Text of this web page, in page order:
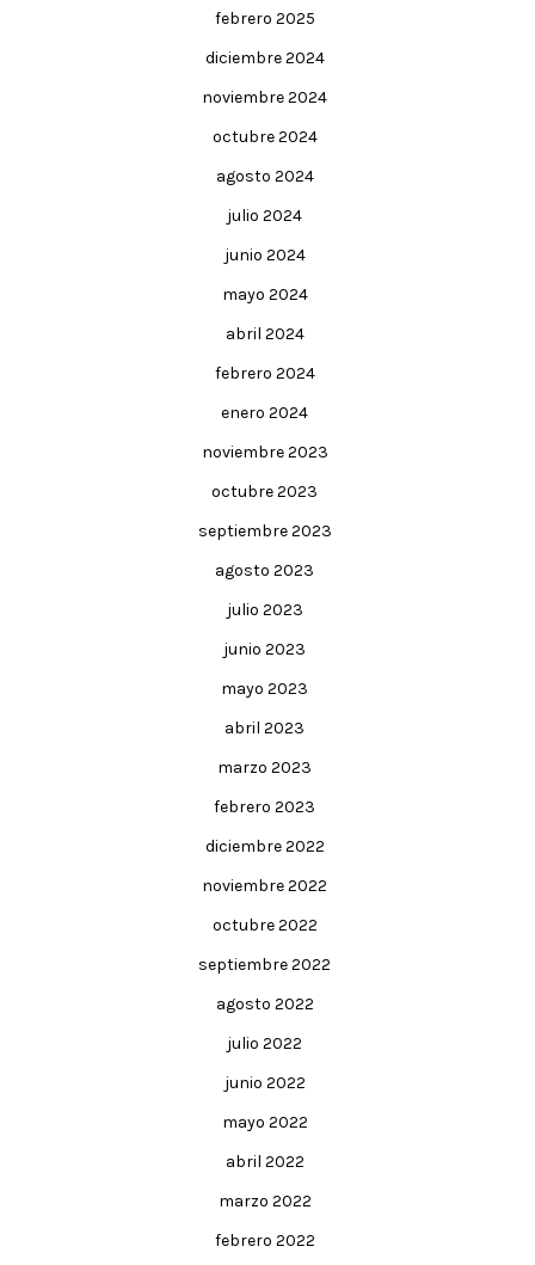
febrero 2025
diciembre 2024
noviembre 2024
octubre 2024
agosto 2024
julio 2024
junio 2024
mayo 2024
abril 2024
febrero 2024
enero 2024
noviembre 2023
octubre 2023
septiembre 2023
agosto 2023
julio 2023
junio 2023
mayo 2023
abril 2023
marzo 2023
febrero 2023
diciembre 2022
noviembre 2022
octubre 2022
septiembre 2022
agosto 2022
julio 2022
junio 2022
mayo 2022
abril 2022
marzo 2022
febrero 2022